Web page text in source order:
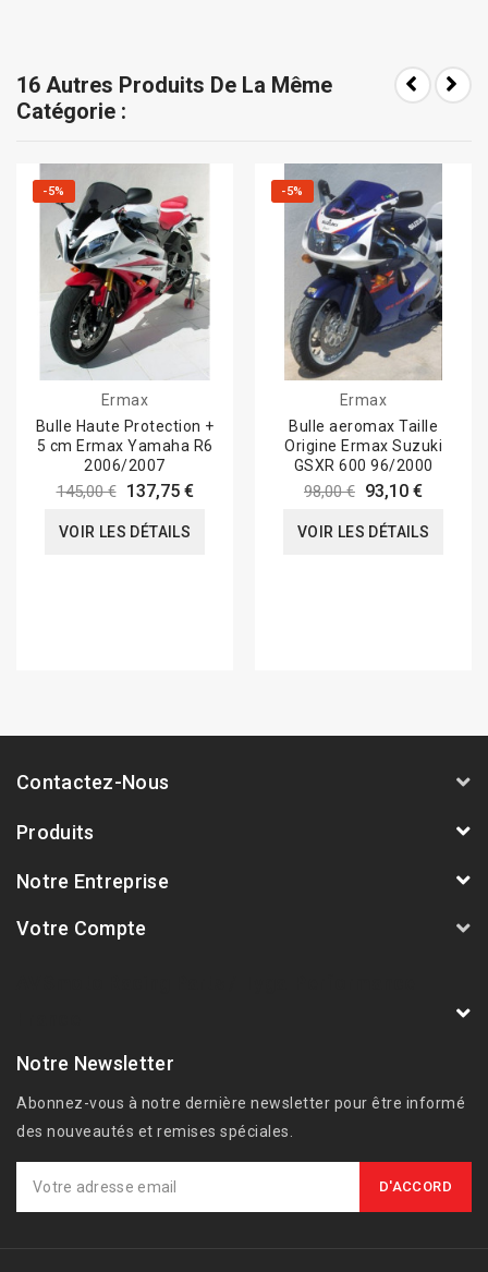
16 Autres Produits De La Même
Catégorie :
-5%
Ermax
Bulle Haute Protection +
5 cm Ermax Yamaha R6
2006/2007
145,00 € 137,75 €
VOIR LES DÉTAILS
-5%
Ermax
Bulle aeromax Taille
Origine Ermax Suzuki
GSXR 600 96/2000
98,00 € 93,10 €
VOIR LES DÉTAILS
Contactez-Nous
Produits
Notre Entreprise
Votre Compte
Notre Newsletter
Abonnez-vous à notre dernière newsletter pour être informé
des nouveautés et remises spéciales.